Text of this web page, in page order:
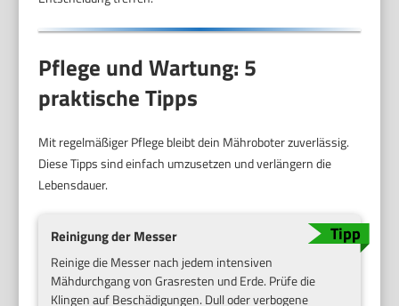
Pflege und Wartung: 5
praktische Tipps
Mit regelmäßiger Pflege bleibt dein Mähroboter zuverlässig.
Diese Tipps sind einfach umzusetzen und verlängern die
Lebensdauer.
Reinigung der Messer
Reinige die Messer nach jedem intensiven
Mähdurchgang von Grasresten und Erde. Prüfe die
Klingen auf Beschädigungen. Dull oder verbogene